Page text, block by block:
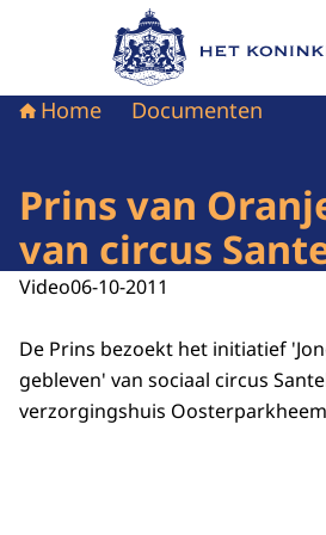
Naar de homepage
Home Documenten
Prins van
van circus
Video06-10-2011
De Prins bezoekt het initiatief
gebleven' van sociaal circus
verzorgingshuis